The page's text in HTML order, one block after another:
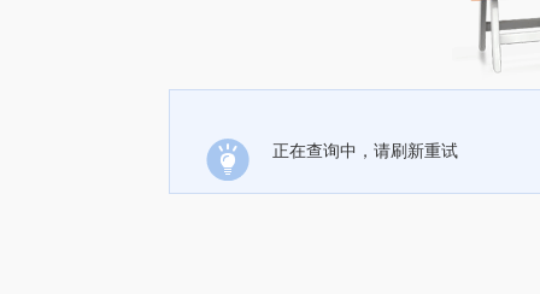
正在查询中，请刷新重试